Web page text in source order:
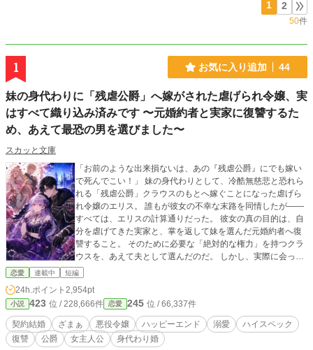
1 2
50件
1 お気に入り追加 44
妹の身代わりに「残虐公爵」へ嫁がされた虐げられ令嬢、実
はすべて織り込み済みです 〜元婚約者と実家に復讐するた
め、あえて最恐の男を選びました〜
スカッと文庫
「お前のような出来損ないは、あの『残虐公爵』にでも嫁い
で死んでこい！」 妹の身代わりとして、冷酷無慈悲と恐れら
れる「残虐公爵」クラウスのもとへ嫁ぐことになった虐げら
れ令嬢のエリス。 誰もが彼女の不幸な末路を同情したが——
すべては、エリスの計算通りだった。 彼女の真の目的は、自
分を虐げてきた実家と、掌を返して妹を選んだ元婚約者へ復
讐すること。 そのために必要な「絶対的な権力」を持つクラ
ウスを、あえて夫として選んだのだ。 しかし、実際に会って
みた「残虐公爵」は——ただの超人間不信なピュア・ツンデ
敵なお方ですもの」 打算から始まったはずの契約結婚。けれ
ど、エリスの聡明さと予想外の優しさに、公爵様は一瞬でメ
ロメロ（無自覚）に！ 最強の味方（旦那様）を手に入れたエ
リスは、持ち前の頭脳と公爵家の権力をフル活用し、実家と
元婚約者の悪事を淡々と暴いていく。 傷つけられた令嬢によ
恋愛 連載中 短編
24h.ポイント 2,954pt
小説 423 位 / 228,666件 恋愛 245 位 / 66,337件
契約結婚 ざまぁ 悪役令嬢 ハッピーエンド 溺愛
ハイスペック
復讐
公爵 女主人公 身代わり婚